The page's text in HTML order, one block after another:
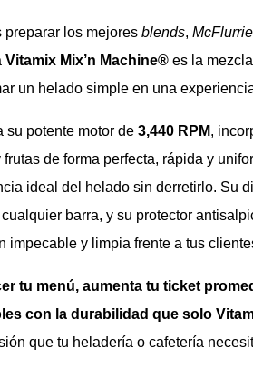
preparar los mejoresblends,
Vitamix Mix’n Machine® es la
un helado simple en una
su potente motor de3,440 RPM,
frutas de forma perfecta, rápida y
ideal del helado sin derretirlo. Su
barra, y su protector
impecable y limpia frente a tus
tu menú, aumenta tu ticket
con la durabilidad que solo
que tu heladería o cafetería